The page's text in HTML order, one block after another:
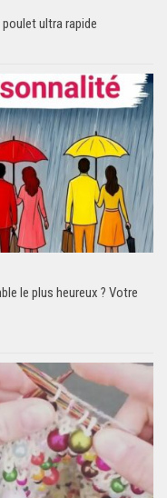
ultra rapide
le plus heureux ? Votre